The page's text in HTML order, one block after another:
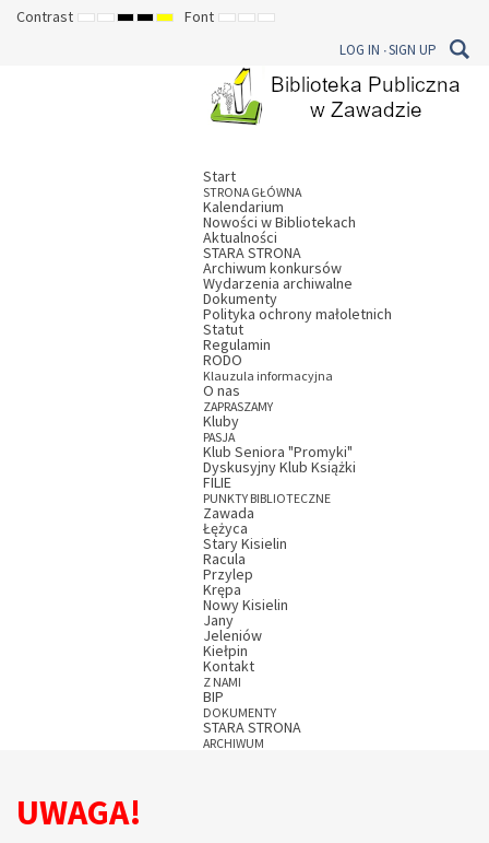
Contrast DEFAULT
NIGHT
HIGHHIGHHIGHFont SETSETSET
LOG IN SIGN UP
Start
STRONA GŁÓWNA
Kalendarium
Nowości w Bibliotekach
Aktualności
STARA STRONA
Archiwum konkursów
Wydarzenia archiwalne
Dokumenty
Polityka ochrony małoletnich
Statut
Regulamin
RODO
Klauzula informacyjna
O nas
ZAPRASZAMY
Kluby
PASJA
Klub Seniora "Promyki"
Dyskusyjny Klub Książki
FILIE
PUNKTY BIBLIOTECZNE
Zawada
Łężyca
Stary Kisielin
Racula
Przylep
Krępa
Nowy Kisielin
Jany
Jeleniów
Kiełpin
Kontakt
Z NAMI
BIP
DOKUMENTY
STARA STRONA
ARCHIWUM
UWAGA!